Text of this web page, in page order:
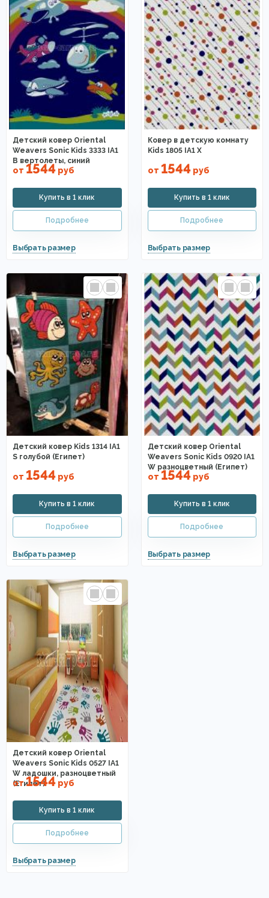
Детский ковер Oriental
Weavers Sonic Kids 3333 IA1
B вертолеты, синий
от 1544 руб
Ковер в детскую комнату
Kids 1805 IA1 X
от 1544руб
Детский ковер Kids 1314 IA1
S голубой (Египет)
от 1544 руб
Детский ковер Oriental
Weavers Sonic Kids 0920 IA1
W разноцветный (Египет)
от 1544руб
Детский ковер Oriental
Weavers Sonic Kids 0527 IA1
W ладошки, разноцветный
(Египет)
от1544 руб